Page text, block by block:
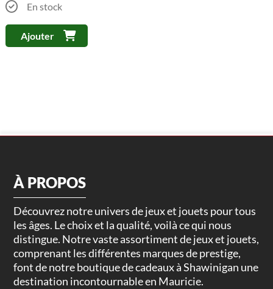
En stock
Ajouter
À PROPOS
Découvrez notre univers de jeux et jouets pour tous
les âges. Le choix et la qualité, voilà ce qui nous
distingue. Notre vaste assortiment de jeux et jouets,
comprenant les différentes marques de prestige,
font de notre boutique de cadeaux à Shawinigan une
destination incontournable en Mauricie.